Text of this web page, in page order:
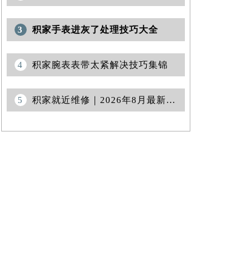
3 积家手表进灰了处理技巧大全
4 积家腕表表带太紧解决技巧集锦
5 积家就近维修｜2026年8月最新官方售后网点公示与保养服务公告